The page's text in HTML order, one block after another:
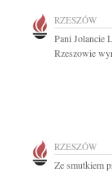
RZESZÓW
Pani Jolancie
Rzeszowie
RZESZÓW
Ze smutkiem